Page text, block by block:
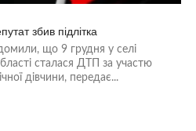
збив підлітка
що 9 грудня у селі
сталася ДТП за участю
дівчини, передає...